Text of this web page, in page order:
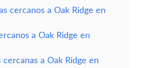
cercanos a Oak Ridge en
a Oak Ridge en
cercanas a Oak Ridge en